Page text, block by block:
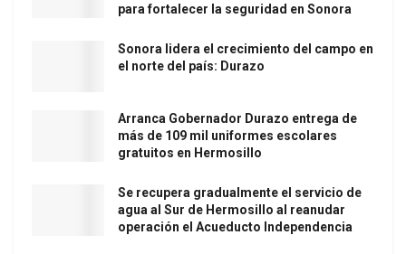
para fortalecer la seguridad en Sonora
Sonora lidera el crecimiento del campo en
el norte del país: Durazo
Arranca Gobernador Durazo entrega de
más de 109 mil uniformes escolares
gratuitos en Hermosillo
Se recupera gradualmente el servicio de
agua al Sur de Hermosillo al reanudar
operación el Acueducto Independencia